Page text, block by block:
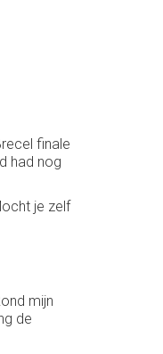
finale
had nog
je zelf
mijn
de